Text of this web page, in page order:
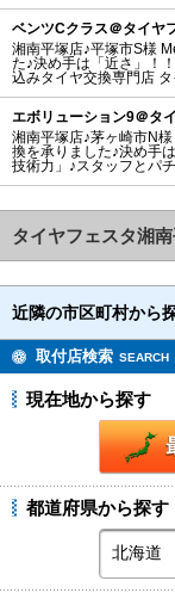
ベンツCクラス＠タイヤ
湘南平塚店♪平塚市S様
た♪決め手は「近さ」！！ こんにちは！ 神奈川県大和市と平塚市の直送・‪‎持ち
込みタイヤ交換専門店‬ タイヤフェスタピットスタッフです♪ 平塚市S様よりMe
エボリューション9＠タ
湘南平塚店♪茅ヶ崎市N
換を承りました♪決め手
技術力」♪スタッフとパチリもご一緒に！！
ました。 湘南平塚
タイヤフェスタ湘
近隣の市区町村から
取付店検索 SEARCH
現在地から探す
都道府県から探す